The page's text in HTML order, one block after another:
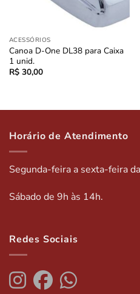
ACESSÓRIOS
Canoa D-One DL38 para Caixa
1 unid.
R$30,00
Horário de Atendimento
Segunda-feira a sexta-feira
Sábado de 9h às 14h.
Redes Sociais